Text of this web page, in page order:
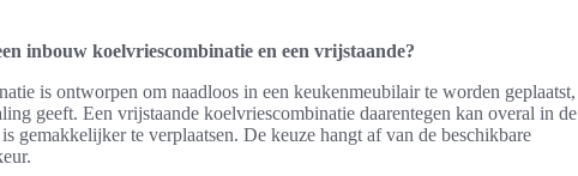
inbouw koelvriescombinatie en een vrijstaande?
is ontworpen om naadloos in een keukenmeubilair te worden geplaatst,
geeft. Een vrijstaande koelvriescombinatie daarentegen kan overal in de
gemakkelijker te verplaatsen. De keuze hangt af van de beschikbare